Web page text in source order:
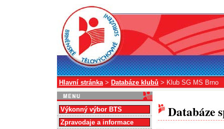
Hlavní stránka> Databáze klubů > Klub SG MS Brno
Databáze
Výkonný výbor BTS
Zpravodaje a informace